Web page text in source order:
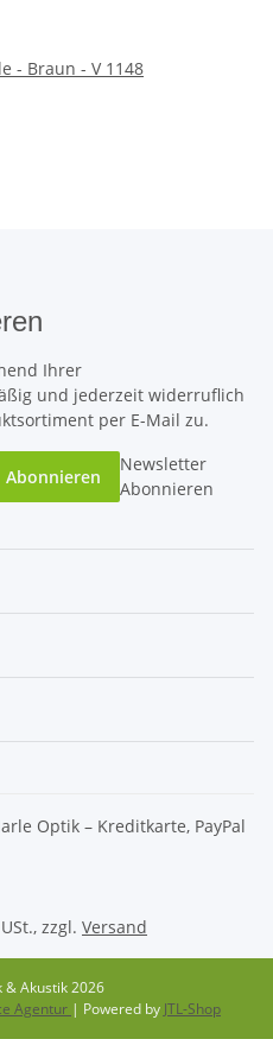
- Braun - V 1148
Ihrer
und jederzeit widerruflich
per E-Mail zu.
Abonnieren
Newsletter
Abonnieren
zzgl. Versand
Akustik 2026
Agentur | Powered by JTL-Shop